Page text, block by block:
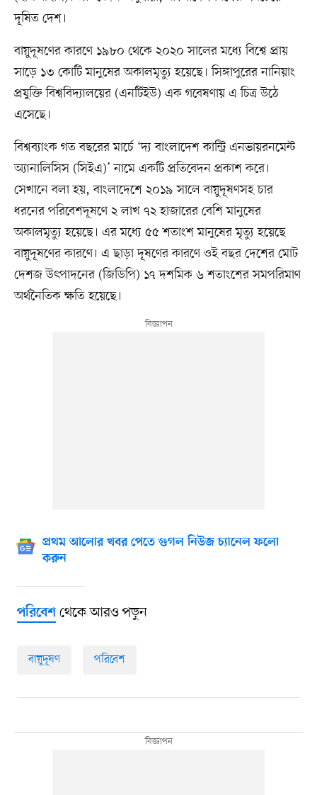
দূষিত দেশ।
বায়ুদূষণের কারণে ১৯৮০ থেকে ২০২০ সালের মধ্যে বিশ্বে প্রায়
সাড়ে ১৩ কোটি মানুষের অকালমৃত্যু হয়েছে। সিঙ্গাপুরের নানিয়াং
প্রযুক্তি বিশ্ববিদ্যালয়ের (এনটিইউ) এক গবেষণায় এ চিত্র উঠে
এসেছে।
বিশ্বব্যাংক গত বছরের মার্চে ‘দ্য বাংলাদেশ কান্ট্রি এনভায়রনমেন্ট
অ্যানালিসিস (সিইএ)’ নামে একটি প্রতিবেদন প্রকাশ করে।
সেখানে বলা হয়, বাংলাদেশে ২০১৯ সালে বায়ুদূষণসহ চার
ধরনের পরিবেশদূষণে ২ লাখ ৭২ হাজারের বেশি মানুষের
অকালমৃত্যু হয়েছে। এর মধ্যে ৫৫ শতাংশ মানুষের মৃত্যু হয়েছে
বায়ুদূষণের কারণে। এ ছাড়া দূষণের কারণে ওই বছর দেশের মোট
দেশজ উৎপাদনের (জিডিপি) ১৭ দশমিক ৬ শতাংশের সমপরিমাণ
অর্থনৈতিক ক্ষতি হয়েছে।
প্রথম আলোর খবর পেতে গুগল নিউজ চ্যানেল ফলো
করুন
পরিবেশথেকে আরও পড়ুন
বায়ুদূষণ পরিবেশ